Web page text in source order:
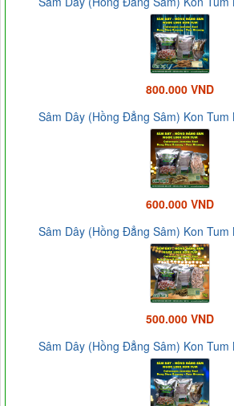
800.000 VND
Sâm Dây (Hồng Đẳng Sâm) Kon Tum
600.000 VND
Sâm Dây (Hồng Đẳng Sâm) Kon Tum
500.000 VND
Sâm Dây (Hồng Đẳng Sâm) Kon Tum